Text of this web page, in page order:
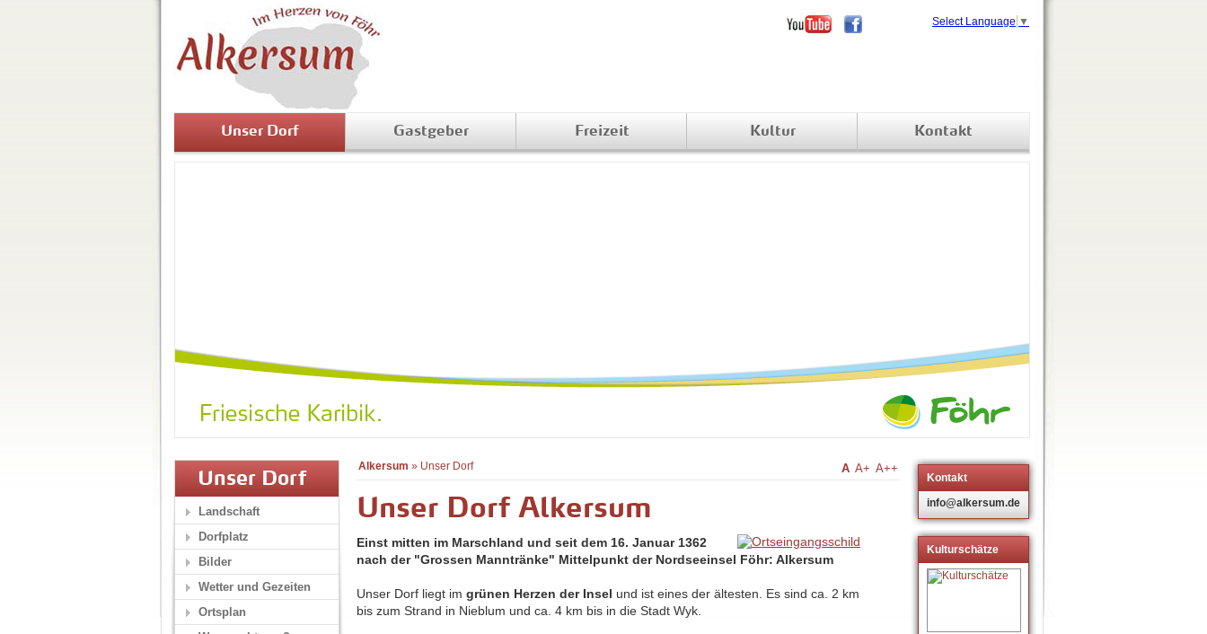
Unser Dorf Gastgeber Freizeit Kultur Kontakt
Alkersum » Unser Dorf A A+ A++
Unser Dorf Alkersum
Einst mitten im Marschland und seit dem 16. Januar 1362
nach der "Grossen Manntränke" Mittelpunkt der Nordseeinsel Föhr: Alkersum
Unser Dorf liegt im grünen Herzen der Insel und ist eines der ältesten. Es sind ca. 2 km
bis zum Strand in Nieblum und ca. 4 km bis in die Stadt Wyk.
Kontakt
info@alkersum.de
Kulturschätze
Unser Dorf
Landschaft
Dorfplatz
Bilder
Wetter und Gezeiten
Ortsplan
Select Language ▼